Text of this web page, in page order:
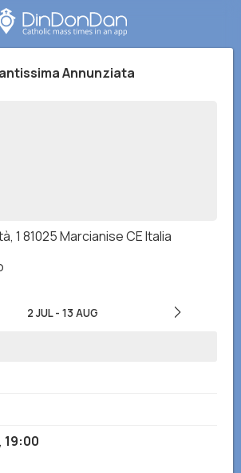
Annunziata
1 81025 Marcianise CE Italia
2 JUL- 13 AUG
, 19:00